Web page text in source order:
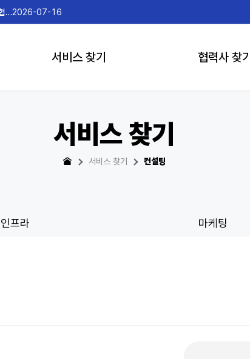
2026-07-15 게임
서비스 찾기 협력사 찾기
서비스 찾기
서비스 찾기 컨설팅
인프라 마케팅